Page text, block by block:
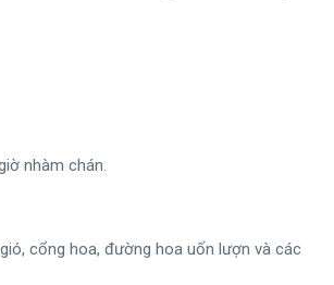
nhàm chán.
cổng hoa, đường hoa uốn lượn và các